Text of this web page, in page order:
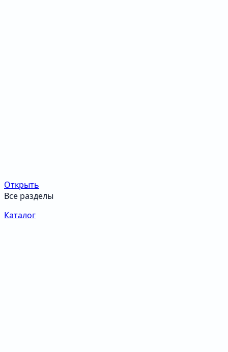
Открыть
Все разделы
Каталог